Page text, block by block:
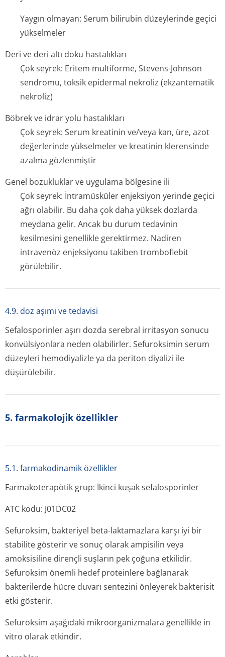
Yaygın olmayan: Serum bilirubin düzeylerinde geçici
yükselmeler
Deri ve deri altı doku hastalıkları
Çok seyrek: Eritem multiforme, Stevens-Johnson
sendromu, toksik epidermal nekroliz (ekzantematik
nekroliz)
Böbrek ve idrar yolu hastalıkları
Çok seyrek: Serum kreatinin ve/veya kan, üre, azot
değerlerinde yükselmeler ve kreatinin klerensinde
azalma gözlenmiştir
Genel bozukluklar ve uygulama bölgesine ili
Çok seyrek: İntramüsküler enjeksiyon yerinde geçici
ağrı olabilir. Bu daha çok daha yüksek dozlarda
meydana gelir. Ancak bu durum tedavinin
kesilmesini genellikle gerektirmez. Nadiren
intravenöz enjeksiyonu takiben tromboflebit
görülebilir.
4.9. doz aşımı ve tedavisi
Sefalosporinler aşırı dozda serebral irritasyon sonucu
konvülsiyonlara neden olabilirler. Sefuroksimin serum
düzeyleri hemodiyalizle ya da periton diyalizi ile
düşürülebilir.
5. farmakoloji̇k özelli̇kler
5.1. farmakodinamik özellikler
Farmakoterapötik grup: İkinci kuşak sefalosporinler
ATC kodu: J01DC02
Sefuroksim, bakteriyel beta-laktamazlara karşı iyi bir
stabilite gösterir ve sonuç olarak ampisilin veya
amoksisiline dirençli suşların pek çoğuna etkilidir.
Sefuroksim önemli hedef proteinlere bağlanarak
bakterilerde hücre duvarı sentezini önleyerek bakterisit
etki gösterir.
Sefuroksim aşağıdaki mikroorganizmalara genellikle in
vitro olarak etkindir.